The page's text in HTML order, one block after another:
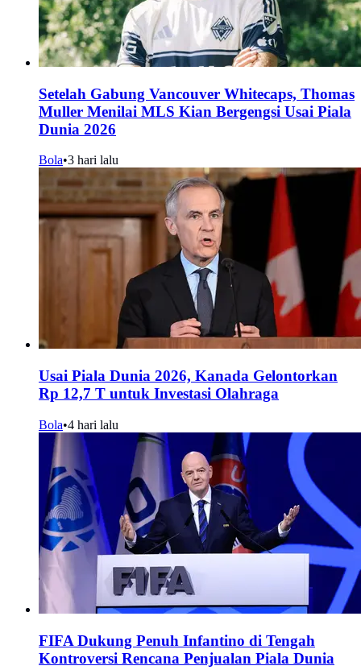
Setelah Gabung Vancouver Whitecaps, Thomas
Muller Menilai MLS Kian Bergengsi Usai Piala
Dunia 2026
Bola•3 hari lalu
Usai Piala Dunia 2026, Kanada Gelontorkan
Rp 12,7 T untuk Investasi Olahraga
Bola•4 hari lalu
FIFA Dukung Penuh Infantino di Tengah
Kontroversi Rencana Penjualan Piala Dunia